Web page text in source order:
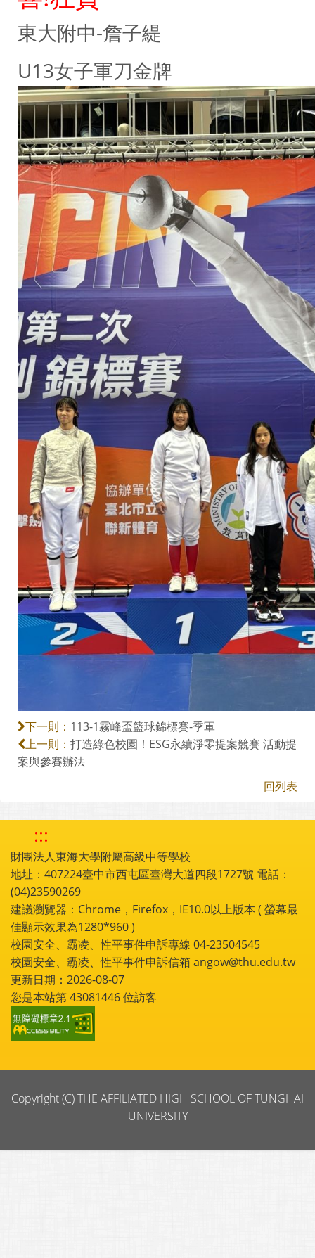
東大附中-詹子緹
U13女子軍刀金牌
下一則： 113-1霧峰盃籃球錦標賽-季軍
上一則： 打造綠色校園！ESG永續淨零提案競賽 活動提
案與參賽辦法
回列表
:::
財團法人東海大學附屬高級中等學校
地址：407224臺中市西屯區臺灣大道四段1727號 電話：
(04)23590269
建議瀏覽器：Chrome，Firefox，IE10.0以上版本 ( 螢幕最
佳顯示效果為1280*960 )
校園安全、霸凌、性平事件申訴專線 04-23504545
校園安全、霸凌、性平事件申訴信箱 angow@thu.edu.tw
更新日期：2026-08-07
您是本站第43081446位訪客
Copyright (C) THE AFFILIATED HIGH SCHOOL OF TUNGHAI
UNIVERSITY